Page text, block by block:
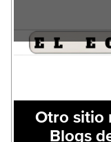
Otro sitio
Blogs